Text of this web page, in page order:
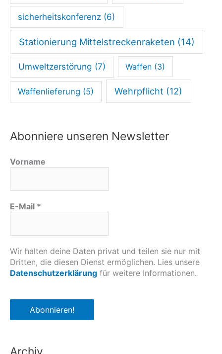
sicherheitskonferenz (6)
Stationierung Mittelstreckenraketen (14)
Umweltzerstörung (7) Waffen (3)
Waffenlieferung (5) Wehrpflicht (12)
Abonniere unseren Newsletter
Vorname
E-Mail *
Wir halten deine Daten privat und teilen sie nur mit
Dritten, die diesen Dienst ermöglichen. Lies unsere
Datenschutzerklärung für weitere Informationen.